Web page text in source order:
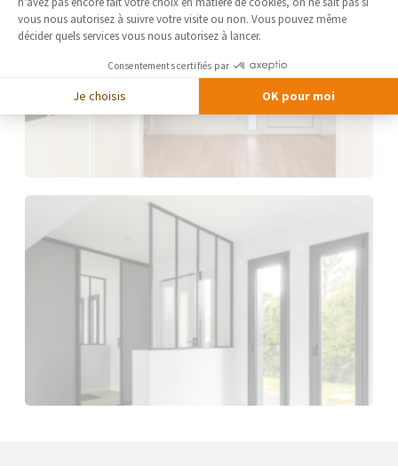
vous nous autorisez à suivre votre visite ou non. Vous pouvez même
décider quels services vous nous autorisez à lancer.
Consentements certifiés par
Je choisis OK pour moi